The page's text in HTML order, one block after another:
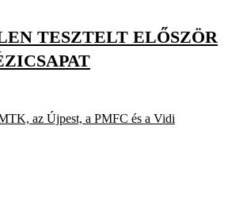
TESZTELT ELŐSZÖR
az Újpest, a PMFC és a Vidi